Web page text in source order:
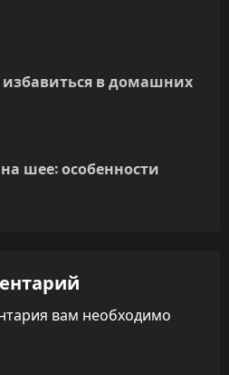
в домашних
шее: особенности
вам необходимо